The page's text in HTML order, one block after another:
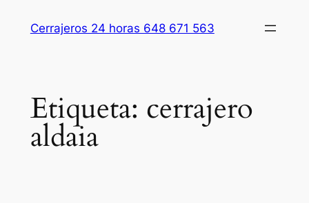
Cerrajeros 24 horas 648 671 563
Etiqueta: cerrajero
aldaia